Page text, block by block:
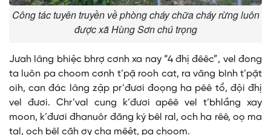
Công tác tuyên truyền về phòng cháy chữa cháy rừng luôn
được xã Hùng Sơn chú trọng
Jưah lâng bhiệc bhrợ cơnh xa nay “4 đhị đêêc”, vel đong
ta luôn pa choom cơnh t’pặ rooh cat, ra văng bình t’pặt
oih, can đác lâng zập pr’đươi đoọng ha pêê tổ, đội đhị
vel đươi. Chr’val cung k’đươi apêê vel t’bhlầng xay
moon, k’đươi đhanuôr đăng ký bêl ral, och ha rêê, oọ ma
tal, och bêl căh ơy cha mêệt, pa choom.